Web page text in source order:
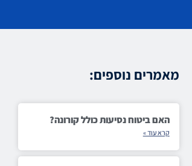
מאמרים נוספים:
האם ביטוח נסיעות כולל קורונה?
קרא עוד »